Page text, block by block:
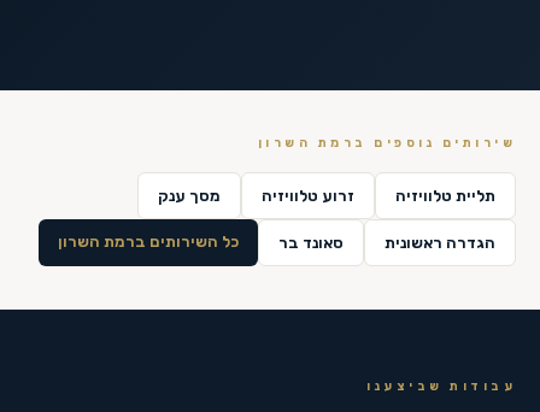
שירותים נוספים ב רמת השרון
תליית טלוויזיה זרוע טלוויזיה מסך ענק
הגדרה ראשונית סאונד בר כל השירותים ברמת השרון
עבודות שביצענו